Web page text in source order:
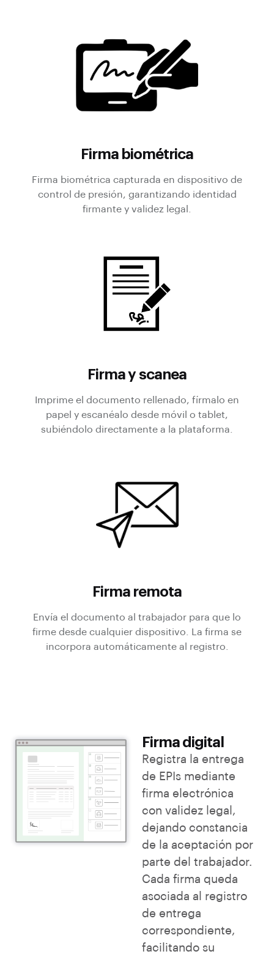
Firma biométrica
Firma biométrica capturada en dispositivo de
control de presión, garantizando identidad
firmante y validez legal.
Firma y scanea
Imprime el documento rellenado, fírmalo en
papel y escanéalo desde móvil o tablet,
subiéndolo directamente a la plataforma.
Firma remota
Envía el documento al trabajador para que lo
firme desde cualquier dispositivo. La firma se
incorpora automáticamente al registro.
Firma digital
Registra la entrega
de EPIs mediante
firma electrónica
con validez legal,
dejando constancia
de la aceptación por
parte del trabajador.
Cada firma queda
asociada al registro
de entrega
correspondiente,
facilitando su